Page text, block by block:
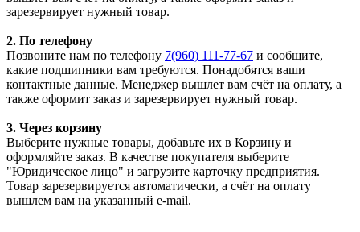
зарезервирует нужный товар.
2. По телефону
Позвоните нам по телефону 7(960) 111-77-67 и сообщите,
какие подшипники вам требуются. Понадобятся ваши
контактные данные. Менеджер вышлет вам счёт на оплату, а
также оформит заказ и зарезервирует нужный товар.
3. Через корзину
Выберите нужные товары, добавьте их в Корзину и
оформляйте заказ. В качестве покупателя выберите
"Юридическое лицо" и загрузите карточку предприятия.
Товар зарезервируется автоматически, а счёт на оплату
вышлем вам на указанный e-mail.